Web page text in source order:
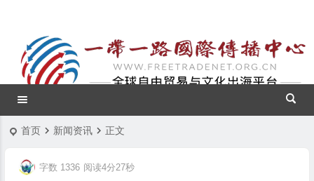
首页 新闻资讯 正文
字数 1336 阅读4分27秒